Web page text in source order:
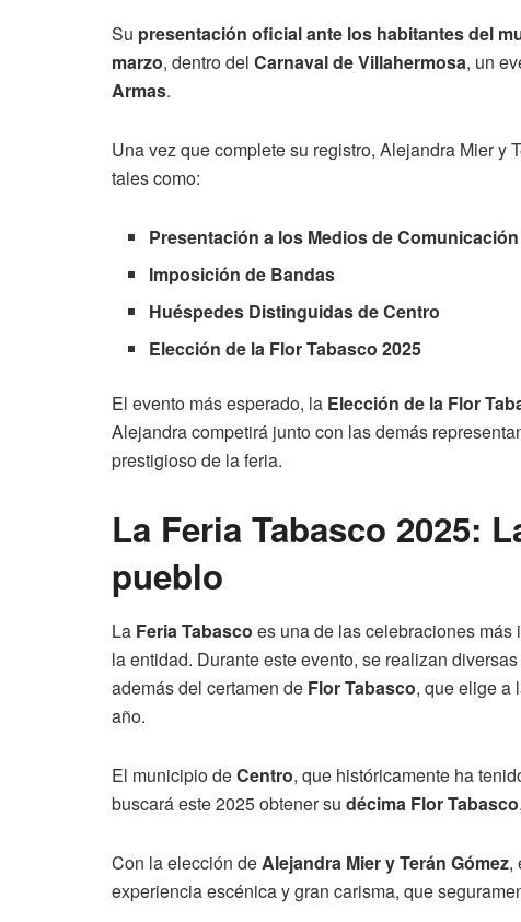
Su presentación oficial ante los habitantes del
marzo, dentro del Carnaval de Villahermosa, un
Armas.
Una vez que complete su registro, Alejandra Mier y
tales como:
Presentación a los Medios de Comunicación
Imposición de Bandas
Huéspedes Distinguidas de Centro
Elección de la Flor Tabasco 2025
El evento más esperado, la Elección de la Flor
Alejandra competirá junto con las demás
prestigioso de la feria.
La Feria Tabasco 2025:
pueblo
La Feria Tabasco es una de las celebraciones más
la entidad. Durante este evento, se realizan
además del certamen de Flor Tabasco, que elige a
año.
El municipio deCentro, que históricamente ha
buscará este 2025 obtener su décima Flor Tabasco
Con la elección deAlejandra Mier y Terán Gómez,
experiencia escénica y gran carisma, que